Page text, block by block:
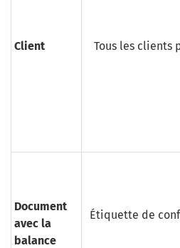
Client Tous les clients
Document
avec la
balance
Étiquette de